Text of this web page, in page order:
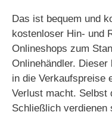
Das ist bequem und
kostenloser Hin- und
Onlineshops zum
Onlinehändler.
in die Verkaufspreise
Verlust macht. Selbst
Schließlich verdienen